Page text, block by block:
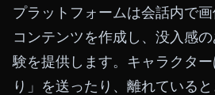
プラットフォームは会話内で
コンテンツを作成し、没入感
験を提供します。キャラクタ
り」を送ったり、離れている